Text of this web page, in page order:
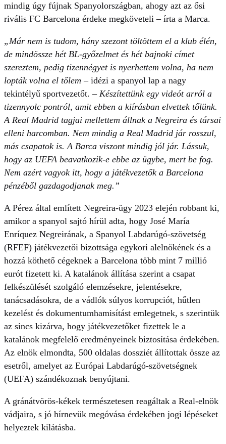
mindig úgy fújnak Spanyolországban, ahogy azt az ősi
rivális FC Barcelona érdeke megköveteli – írta a Marca.
„Már nem is tudom, hány szezont töltöttem el a klub élén,
de mindössze hét BL-győzelmet és hét bajnoki címet
szereztem, pedig tizennégyet is nyerhettem volna, ha nem
lopták volna el tőlem – idézi a spanyol lap a nagy
tekintélyű sportvezetőt. – Készítettünk egy videót arról a
tizennyolc pontról, amit ebben a kiírásban elvettek tőlünk.
A Real Madrid tagjai mellettem állnak a Negreira és társai
elleni harcomban. Nem mindig a Real Madrid jár rosszul,
más csapatok is. A Barca viszont mindig jól jár. Lássuk,
hogy az UEFA beavatkozik-e ebbe az ügybe, mert be fog.
Nem azért vagyok itt, hogy a játékvezetők a Barcelona
pénzéből gazdagodjanak meg.”
A Pérez által említett Negreira-ügy 2023 elején robbant ki,
amikor a spanyol sajtó hírül adta, hogy José María
Enríquez Negreirának, a Spanyol Labdarúgó-szövetség
(RFEF) játékvezetői bizottsága egykori alelnökének és a
hozzá köthető cégeknek a Barcelona több mint 7 millió
eurót fizetett ki. A katalánok állítása szerint a csapat
felkészülését szolgáló elemzésekre, jelentésekre,
tanácsadásokra, de a vádlók súlyos korrupciót, hűtlen
kezelést és dokumentumhamisítást emlegetnek, s szerintük
az sincs kizárva, hogy játékvezetőket fizettek le a
katalánok megfelelő eredményeinek biztosítása érdekében.
Az elnök elmondta, 500 oldalas dossziét állítottak össze az
esetről, amelyet az Európai Labdarúgó-szövetségnek
(UEFA) szándékoznak benyújtani.
A gránátvörös-kékek természetesen reagáltak a Real-elnök
vádjaira, s jó hírnevük megóvása érdekében jogi lépéseket
helyeztek kilátásba.